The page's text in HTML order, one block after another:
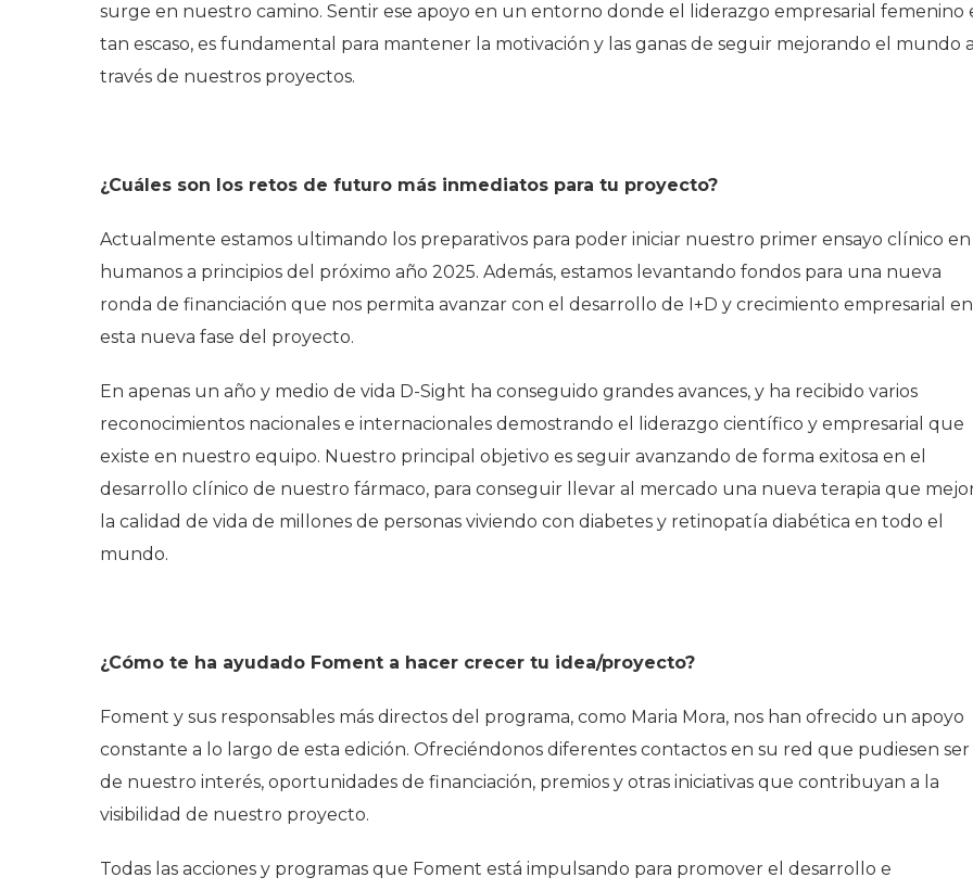
surge en nuestro camino. Sentir ese apoyo en un entorno donde el liderazgo empresarial femenino
tan escaso, es fundamental para mantener la motivación y las ganas de seguir mejorando el mundo
través de nuestros proyectos.
¿Cuáles son los retos de futuro más inmediatos para tu proyecto?
Actualmente estamos ultimando los preparativos para poder iniciar nuestro primer ensayo clínico en
humanos a principios del próximo año 2025. Además, estamos levantando fondos para una nueva
ronda de financiación que nos permita avanzar con el desarrollo de I+D y crecimiento empresarial en
esta nueva fase del proyecto.
En apenas un año y medio de vida D-Sight ha conseguido grandes avances, y ha recibido varios
reconocimientos nacionales e internacionales demostrando el liderazgo científico y empresarial que
existe en nuestro equipo. Nuestro principal objetivo es seguir avanzando de forma exitosa en el
desarrollo clínico de nuestro fármaco, para conseguir llevar al mercado una nueva terapia que
la calidad de vida de millones de personas viviendo con diabetes y retinopatía diabética en todo el
mundo.
¿Cómo te ha ayudado Foment a hacer crecer tu idea/proyecto?
Foment y sus responsables más directos del programa, como Maria Mora, nos han ofrecido un apoyo
constante a lo largo de esta edición. Ofreciéndonos diferentes contactos en su red que pudiesen ser
de nuestro interés, oportunidades de financiación, premios y otras iniciativas que contribuyan a la
visibilidad de nuestro proyecto.
Todas las acciones y programas que Foment está impulsando para promover el desarrollo e